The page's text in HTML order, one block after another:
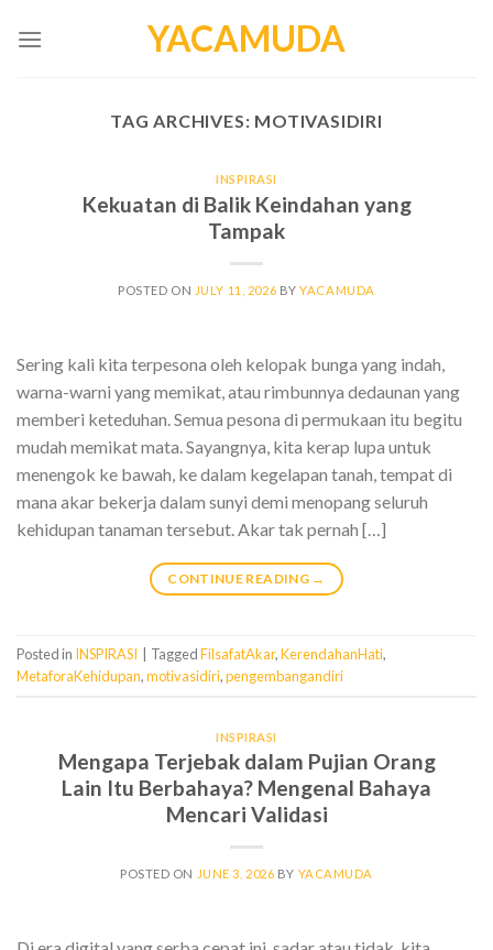
YACAMUDA
TAG ARCHIVES: MOTIVASIDIRI
INSPIRASI
Kekuatan di Balik Keindahan yang
Tampak
POSTED ON JULY 11, 2026 BYYACAMUDA
Sering kali kita terpesona oleh kelopak bunga yang indah,
warna-warni yang memikat, atau rimbunnya dedaunan yang
memberi keteduhan. Semua pesona di permukaan itu begitu
mudah memikat mata. Sayangnya, kita kerap lupa untuk
menengok ke bawah, ke dalam kegelapan tanah, tempat di
mana akar bekerja dalam sunyi demi menopang seluruh
kehidupan tanaman tersebut. Akar tak pernah […]
CONTINUE READING →
Posted in INSPIRASI TaggedFilsafatAkar,KerendahanHati,
MetaforaKehidupan,motivasidiri,pengembangandiri
INSPIRASI
Mengapa Terjebak dalam Pujian Orang
Lain Itu Berbahaya? Mengenal Bahaya
Mencari Validasi
POSTED ON JUNE 3, 2026 BY YACAMUDA